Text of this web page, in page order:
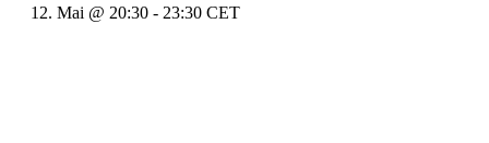
12. Mai @ 20:30 - 23:30 CET